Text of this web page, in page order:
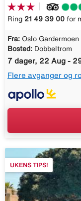
Ring 21 49 39 00 for
Fra: Oslo
Bosted: Dobbeltrom
7 dager, 22 Aug -
Flere avganger og
UKENS TIPS!